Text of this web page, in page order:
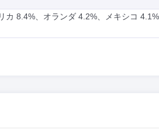
カ 8.4%、オランダ 4.2%、メキシコ 4.1%